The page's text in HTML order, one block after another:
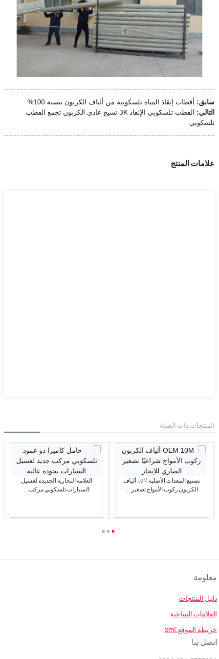
سابق: أقطاب إنقاذ المياه تلسكوبية من ألياف الكربون بنسبة 100%
التالي:
القطب تلسكوبي الإنقاذ 3K نسيج عادي الكربون تجمع القطب
تلسكوبي
علامات المنتج
المنتجات ذات الصلة
العلامة التجارية الجديدة لغسيل
السيارات تلسكوبي مركب...
تصنيع المعدات الأصلية 10M ألياف
الكربون ركوب الأمواج تصغير ...
معلومة
دليل المنتجات
العلامات الساخنة
خريطة الموقع.xml
اتصل بنا